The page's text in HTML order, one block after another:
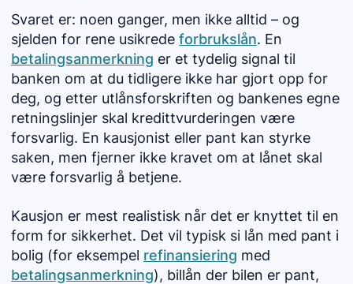
Svaret er: noen ganger, men ikke alltid – og
sjelden for rene usikrede forbrukslån. En
betalingsanmerkning er et tydelig signal til
banken om at du tidligere ikke har gjort opp for
deg, og etter utlånsforskriften og bankenes egne
retningslinjer skal kredittvurderingen være
forsvarlig. En kausjonist eller pant kan styrke
saken, men fjerner ikke kravet om at lånet skal
være forsvarlig å betjene.
Kausjon er mest realistisk når det er knyttet til en
form for sikkerhet. Det vil typisk si lån med pant i
bolig (for eksempel refinansiering med
betalingsanmerkning), billån der bilen er pant,